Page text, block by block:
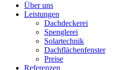
Über uns
Leistungen
Dachdeckerei
Spenglerei
Solartechnik
Dachflächenfenster
Preise
Referenzen